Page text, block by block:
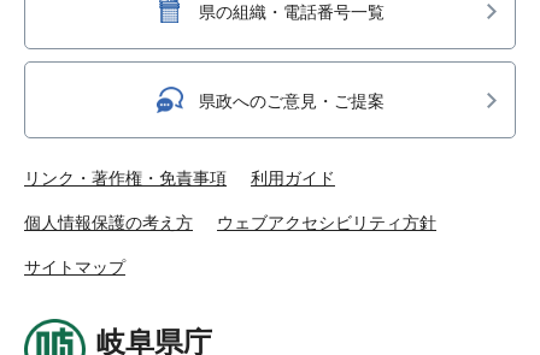
県の組織・電話番号一覧
県政へのご意見・ご提案
リンク・著作権・免責事項 利用ガイド
個人情報保護の考え方 ウェブアクセシビリティ方針
サイトマップ
岐阜県庁